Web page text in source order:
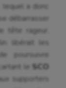
a donc
débarrasser
tête rageur,
libérait les
poursuivre
le SCO
supporters